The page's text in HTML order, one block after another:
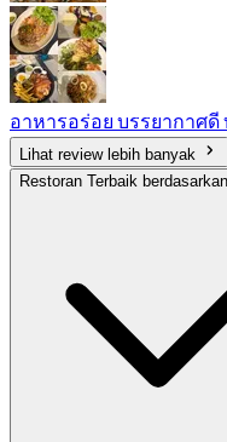
อาหารอร่อย บรรยากาศ
Lihat review lebih banyak
Restoran Terbaik